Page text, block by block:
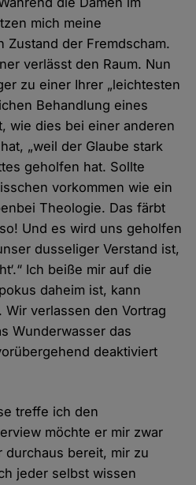
mich meine
Zustand der Fremdscham.
verlässt den Raum. Nun
zu einer Ihrer „leichtesten
Behandlung eines
wie dies bei einer anderen
„weil der Glaube stark
geholfen hat. Sollte
vorkommen wie ein
Theologie. Das färbt
Und es wird uns geholfen
dusseliger Verstand ist,
Ich beiße mir auf die
daheim ist, kann
verlassen den Vortrag
Wunderwasser das
deaktiviert
treffe ich den
möchte er mir zwar
bereit, mir zu
jeder selbst wissen